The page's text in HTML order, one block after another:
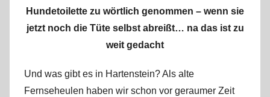
Hundetoilette zu wörtlich genommen – wenn sie
jetzt noch die Tüte selbst abreißt… na das ist zu
weit gedacht
Und was gibt es in Hartenstein? Als alte
Fernseheulen haben wir schon vor geraumer Zeit